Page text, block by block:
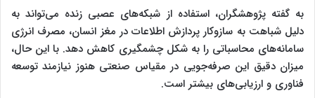
به گفته پژوهشگران، استفاده از شبکه‌های عصبی زنده می‌تواند به
دلیل شباهت به سازوکار پردازش اطلاعات در مغز انسان، مصرف انرژی
سامانه‌های محاسباتی را به شکل چشمگیری کاهش دهد. با این حال،
میزان دقیق این صرفه‌جویی در مقیاس صنعتی هنوز نیازمند توسعه
فناوری و ارزیابی‌های بیشتر است.